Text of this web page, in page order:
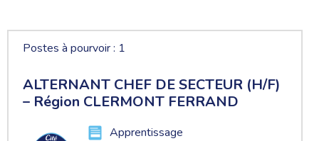
Postes à pourvoir : 1
ALTERNANT CHEF DE SECTEUR (H/F)
– Région CLERMONT FERRAND
Apprentissage